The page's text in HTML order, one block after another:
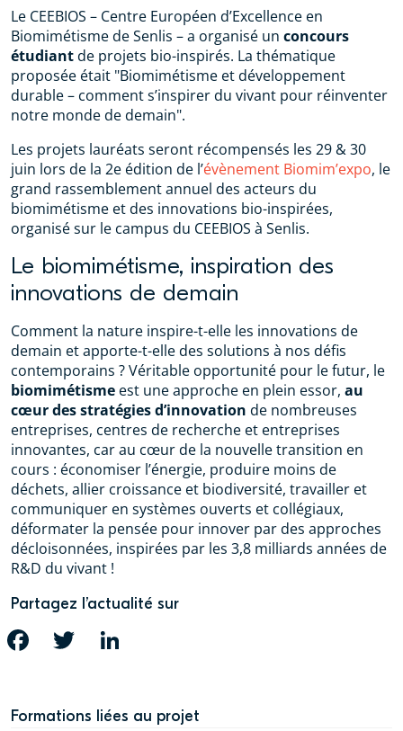
Le CEEBIOS – Centre Européen d’Excellence en
Biomimétisme de Senlis – a organisé un concours
étudiantde projets bio-inspirés. La thématique
proposée était "Biomimétisme et développement
durable – comment s’inspirer du vivant pour réinventer
notre monde de demain".
Les projets lauréats seront récompensés les 29 & 30
juin lors de la 2e édition de l’évènement Biomim’expo, le
grand rassemblement annuel des acteurs du
biomimétisme et des innovations bio-inspirées,
organisé sur le campus du CEEBIOS à Senlis.
Le biomimétisme, inspiration des
innovations de demain
Comment la nature inspire-t-elle les innovations de
demain et apporte-t-elle des solutions à nos défis
contemporains ? Véritable opportunité pour le futur, le
biomimétisme est une approche en plein essor, au
cœur des stratégies d’innovation de nombreuses
entreprises, centres de recherche et entreprises
innovantes, car au cœur de la nouvelle transition en
cours : économiser l’énergie, produire moins de
déchets, allier croissance et biodiversité, travailler et
communiquer en systèmes ouverts et collégiaux,
déformater la pensée pour innover par des approches
décloisonnées, inspirées par les 3,8 milliards années de
R&D du vivant !
Partagez l’actualité sur
FACEBOOK TWITTER
Formations liées au projet